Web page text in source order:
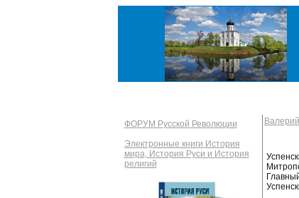
ФОРУМ Русской Революции
Электронные книги История
мира, История Руси и История
религий